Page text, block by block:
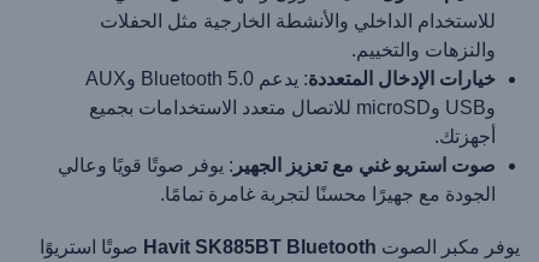
للاستخدام الداخلي والأنشطة الخارجية مثل الحفلات
والنزهات والتخييم.
خيارات الإدخال المتعددة
: يدعم Bluetooth 5.0 وAUX
وUSB وmicroSD للاتصال متعدد الاستخدامات بجميع
أجهزتك.
صوت استريو غني مع تعزيز الجهير : يوفر صوتًا قويًا وعالي
الجودة مع جهيرًا محسنًا لتجربة غامرة تمامًا.
يوفر مكبر الصوت Havit SK885BT Bluetooth صوتًا استريوًا